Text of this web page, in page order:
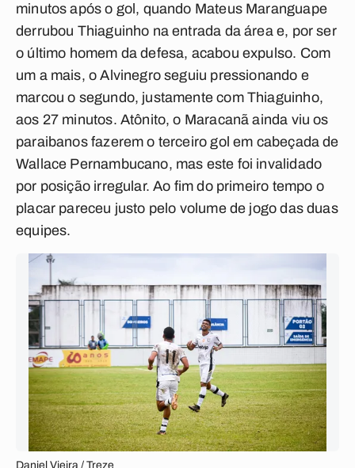
minutos após o gol, quando Mateus Maranguape
derrubou Thiaguinho na entrada da área e, por ser
o último homem da defesa, acabou expulso. Com
um a mais, o Alvinegro seguiu pressionando e
marcou o segundo, justamente com Thiaguinho,
aos 27 minutos. Atônito, o Maracanã ainda viu os
paraibanos fazerem o terceiro gol em cabeçada de
Wallace Pernambucano, mas este foi invalidado
por posição irregular. Ao fim do primeiro tempo o
placar pareceu justo pelo volume de jogo das duas
equipes.
Daniel Vieira / Treze